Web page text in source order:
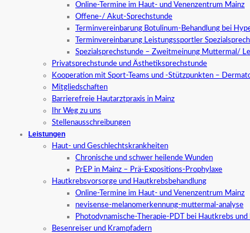
Online-Termine im Haut- und Venenzentrum Mainz
Offene-/ Akut-Sprechstunde
Terminvereinbarung Botulinum-Behandlung bei
Terminvereinbarung Leistungssportler
Spezialsprechstunde – Zweitmeinung Muttermal/
Privatsprechstunde und Ästhetiksprechstunde
Kooperation mit Sport-Teams und -Stützpunkten –
Mitgliedschaften
Barrierefreie Hautarztpraxis in Mainz
Ihr Weg zu uns
Stellenausschreibungen
Leistungen
Haut- und Geschlechtskrankheiten
Chronische und schwer heilende Wunden
PrEP in Mainz – Prä-Expositions-Prophylaxe
Hautkrebsvorsorge und Hautkrebsbehandlung
Online-Termine im Haut- und Venenzentrum Mainz
nevisense-melanomerkennung-muttermal-analyse
Photodynamische-Therapie-PDT bei Hautkrebs
Besenreiser und Krampfadern